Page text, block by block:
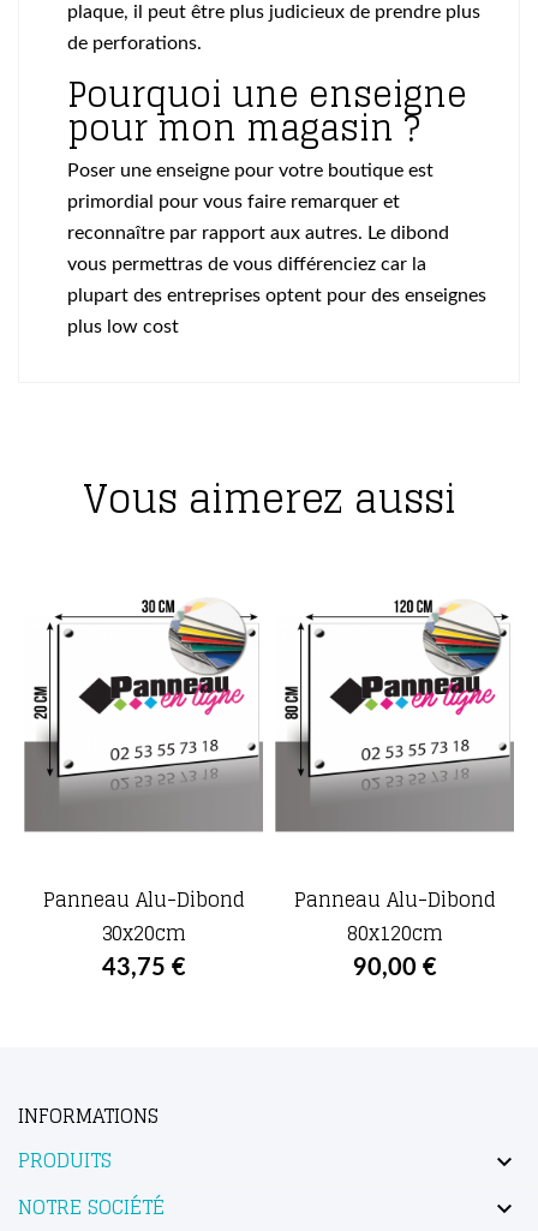
plaque, il peut être plus judicieux de prendre plus
de perforations.
Pourquoi une enseigne
pour mon magasin ?
Poser une enseigne pour votre boutique est
primordial pour vous faire remarquer et
reconnaître par rapport aux autres. Le dibond
vous permettras de vous différenciez car la
plupart des entreprises optent pour des enseignes
plus low cost
Vous aimerez aussi
Panneau Alu-Dibond
30x20cm
43,75 €
Panneau Alu-Dibond
80x120cm
90,00 €
INFORMATIONS
PRODUITS

NOTRE SOCIÉTÉ 